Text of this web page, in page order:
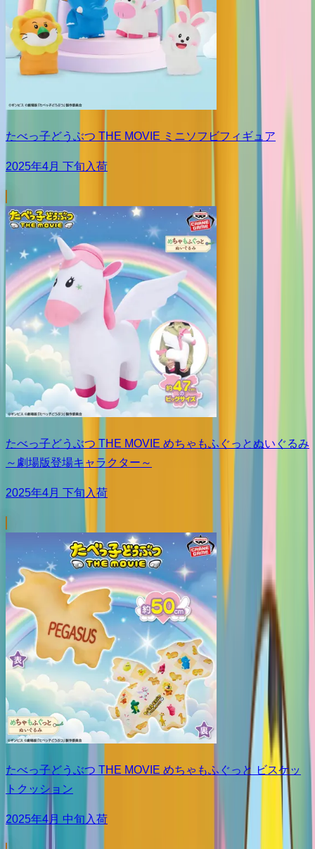
たべっ子どうぶつ THE MOVIE ミニソフビフィギュア
2025年4月 下旬入荷
たべっ子どうぶつ THE MOVIE めちゃもふぐっとぬいぐるみ
～劇場版登場キャラクター～
2025年4月 下旬入荷
たべっ子どうぶつ THE MOVIE めちゃもふぐっと ビスケッ
トクッション
2025年4月 中旬入荷